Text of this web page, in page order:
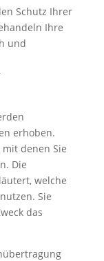
Schutz Ihrer
Ihre
und
erhoben.
mit denen Sie
Die
welche
Sie
das